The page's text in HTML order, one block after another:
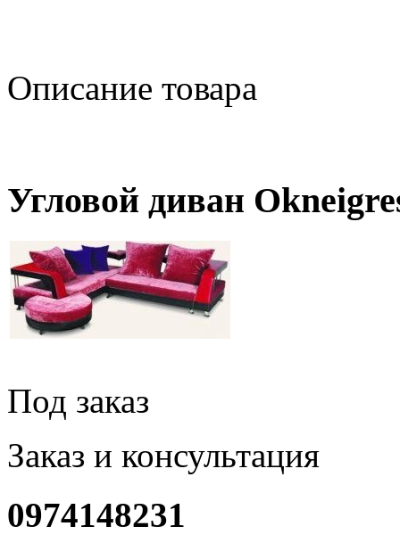
Описание товара
Угловой диван
Под заказ
Заказ и консультация
0974148231